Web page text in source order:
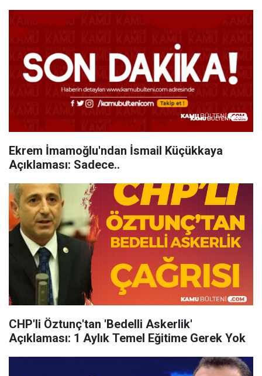
Ekrem İmamoğlu'ndan İsmail Küçükkaya
Açıklaması: Sadece..
CHP'li Öztunç'tan 'Bedelli Askerlik'
Açıklaması: 1 Aylık Temel Eğitime Gerek Yok